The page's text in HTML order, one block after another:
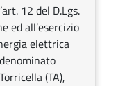
12 del D.Lgs.
ed all’esercizio
elettrica
(TA),